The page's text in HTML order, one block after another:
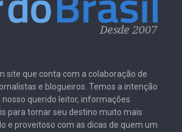
site que conta com a colaboração de
e blogueiros. Temos a intenção
nosso querido leitor, informações
para tornar seu destino muito mais
e proveitoso com as dicas de quem um